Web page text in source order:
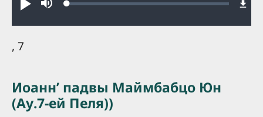
Play MuteLoaded:
, 7
Иоаннʼ падвы Маймбабцо Юн
(Ау.7-ей Пеля))